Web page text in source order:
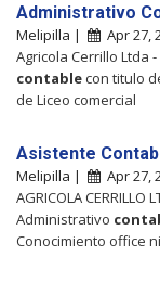
Administrativo
Melipilla | Apr 27,
Agricola Cerrillo Ltda
contablecon titulo
de Liceo comercial
Asistente
Melipilla | Apr 27,
AGRICOLA
Administrativo
Conocimiento office